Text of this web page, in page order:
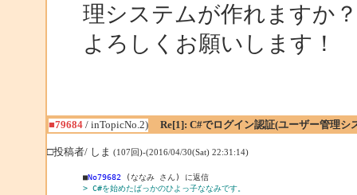
理システムが作れますか？
よろしくお願いします！
■79684/ inTopicNo.2) Re[1]: C#でログイン認証(ユーザー管理シ
□投稿者/ しま (107回)-(2016/04/30(Sat) 22:31:14)
■No79682
(ななみ さん) に返信
> C#を始めたばっかのひよっ子ななみです。